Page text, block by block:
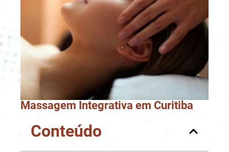
Massagem Integrativa em Curitiba
Conteúdo